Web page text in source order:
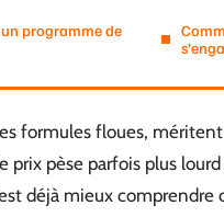
programme de
formules floues,
prix pèse parfois plus
déjà mieux comprendre